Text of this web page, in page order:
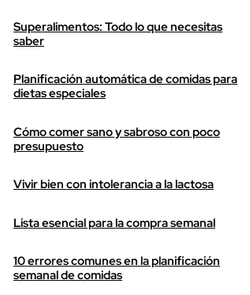
Superalimentos: Todo lo que necesitas
saber
Planificación automática de comidas para
dietas especiales
Cómo comer sano y sabroso con poco
presupuesto
Vivir bien con intolerancia a la lactosa
Lista esencial para la compra semanal
10 errores comunes en la planificación
semanal de comidas